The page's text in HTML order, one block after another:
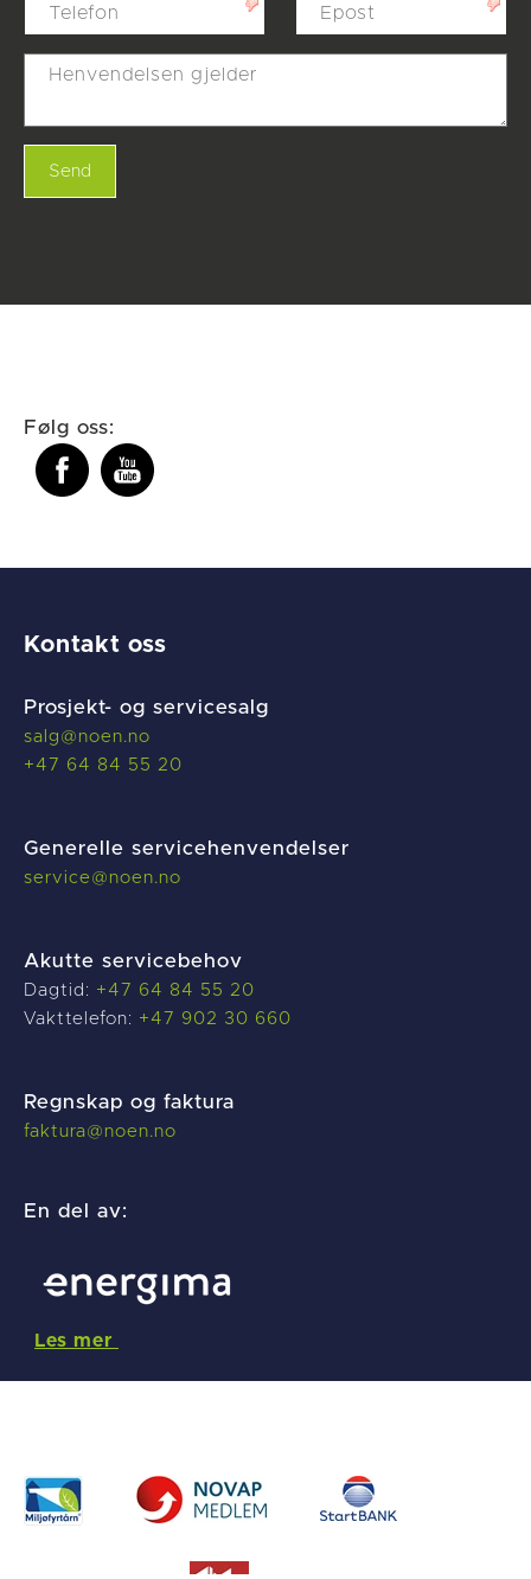
Følg oss:
Kontakt oss
Prosjekt- og servicesalg
salg@noen.no
+47 64 84 55 20
Generelle servicehenvendelser
service@noen.no
Akutte servicebehov
Dagtid: +47 64 84 55 20
Vakttelefon: +47 902 30 660
Regnskap og faktura
faktura@noen.no
En del av:
Les mer